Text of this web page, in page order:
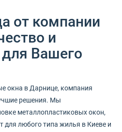
от компании
и
Вашего
окна в Дарнице, компания
решения. Мы
металлопластиковых окон,
для любого типа жилья в Киеве и